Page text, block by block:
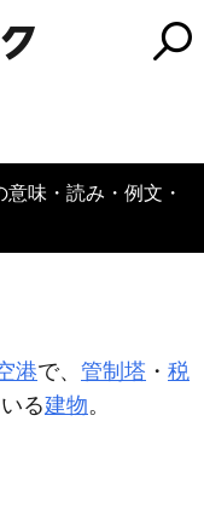
意味・読み・例文・
港で、 管制塔 ・ 税
る建物。